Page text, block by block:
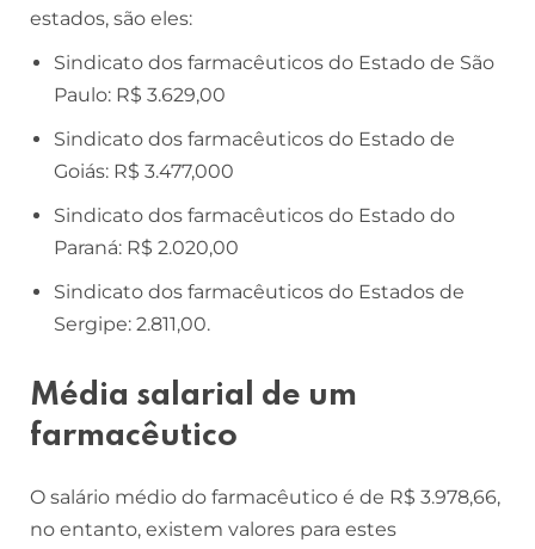
estados, são eles:
Sindicato dos farmacêuticos do Estado de São
Paulo: R$ 3.629,00
Sindicato dos farmacêuticos do Estado de
Goiás: R$ 3.477,000
Sindicato dos farmacêuticos do Estado do
Paraná: R$ 2.020,00
Sindicato dos farmacêuticos do Estados de
Sergipe: 2.811,00.
Média salarial de um
farmacêutico
O salário médio do farmacêutico é de R$ 3.978,66,
no entanto, existem valores para estes